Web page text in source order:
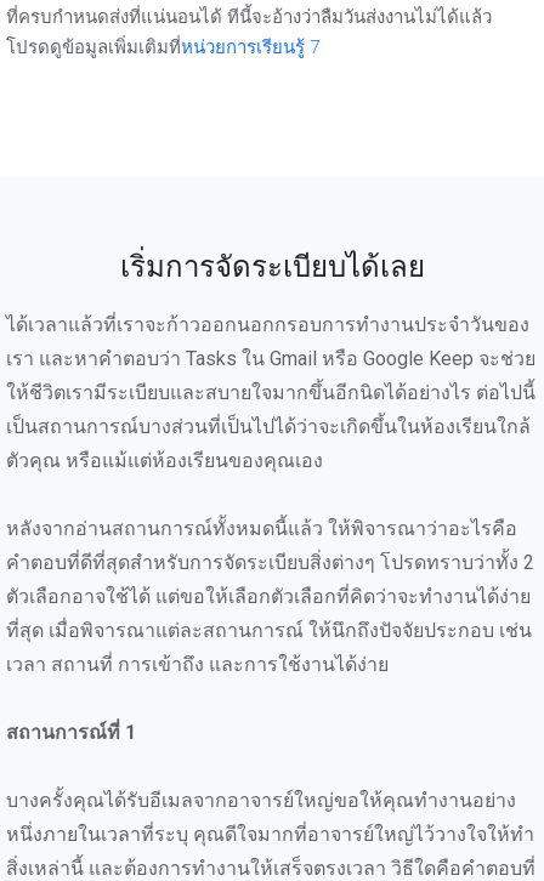
ที่ครบกำหนดส่งที่แน่นอนได้ ทีนี้จะอ้างว่าลืมวันส่งงานไม่ได้แล้ว
โปรดดูข้อมูลเพิ่มเติมที่หน่วยการเรียนรู้ 7
เริ่มการจัดระเบียบได้เลย
ได้เวลาแล้วที่เราจะก้าวออกนอกกรอบการทำงานประจำวันของ
เรา และหาคำตอบว่า Tasks ใน Gmail หรือ Google Keep จะช่วย
ให้ชีวิตเรามีระเบียบและสบายใจมากขึ้นอีกนิดได้อย่างไร ต่อไปนี้
เป็นสถานการณ์บางส่วนที่เป็นไปได้ว่าจะเกิดขึ้นในห้องเรียนใกล้
ตัวคุณ หรือแม้แต่ห้องเรียนของคุณเอง
หลังจากอ่านสถานการณ์ทั้งหมดนี้แล้ว ให้พิจารณาว่าอะไรคือ
คำตอบที่ดีที่สุดสำหรับการจัดระเบียบสิ่งต่างๆ โปรดทราบว่าทั้ง 2
ตัวเลือกอาจใช้ได้ แต่ขอให้เลือกตัวเลือกที่คิดว่าจะทำงานได้ง่าย
ที่สุด เมื่อพิจารณาแต่ละสถานการณ์ ให้นึกถึงปัจจัยประกอบ เช่น
เวลา สถานที่ การเข้าถึง และการใช้งานได้ง่าย
สถานการณ์ที่ 1
บางครั้งคุณได้รับอีเมลจากอาจารย์ใหญ่ขอให้คุณทำงานอย่าง
หนึ่งภายในเวลาที่ระบุ คุณดีใจมากที่อาจารย์ใหญ่ไว้วางใจให้ทำ
สิ่งเหล่านี้ และต้องการทำงานให้เสร็จตรงเวลา วิธีใดคือคำตอบที่